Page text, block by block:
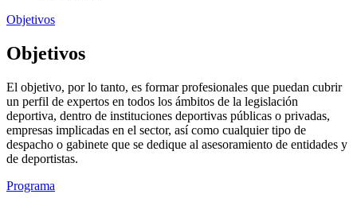
Objetivos
Objetivos
El objetivo, por lo tanto, es formar profesionales que puedan cubrir
un perfil de expertos en todos los ámbitos de la legislación
deportiva, dentro de instituciones deportivas públicas o privadas,
empresas implicadas en el sector, así como cualquier tipo de
despacho o gabinete que se dedique al asesoramiento de entidades y
de deportistas.
Programa